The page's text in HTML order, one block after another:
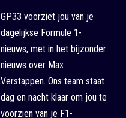
GP33 voorziet jou van je
dagelijkse Formule 1-
nieuws, met in het bijzonder
nieuws over Max
Verstappen. Ons team staat
dag en nacht klaar om jou te
voorzien van je F1-